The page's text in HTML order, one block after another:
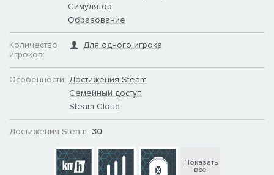
Симулятор
Образование
Количество
игроков:
Для одного игрока
Особенности: Достижения Steam
Семейный доступ
Steam Cloud
Достижения Steam: 30
Показать
все